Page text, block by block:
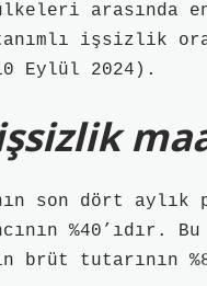
arasında
işsizlik
Eylül 2024).
son dört
tutarının